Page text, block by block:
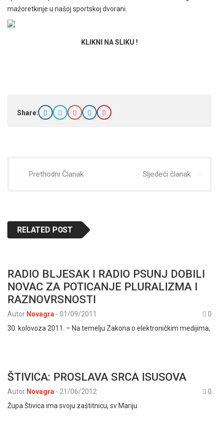
mažoretkinje u našoj sportskoj dvorani.
KLIKNI NA SLIKU !
Share:
Prethodni Članak Sljedeći članak
RELATED POST
RADIO BLJESAK I RADIO PSUNJ DOBILI
NOVAC ZA POTICANJE PLURALIZMA I
RAZNOVRSNOSTI
Autor Novagra - 01/09/2011
0
30. kolovoza 2011. – Na temelju Zakona o elektroničkim medijima,
ŠTIVICA: PROSLAVA SRCA ISUSOVA
Autor Novagra - 21/06/2012
0
Župa Štivica ima svoju zaštitnicu, sv Mariju